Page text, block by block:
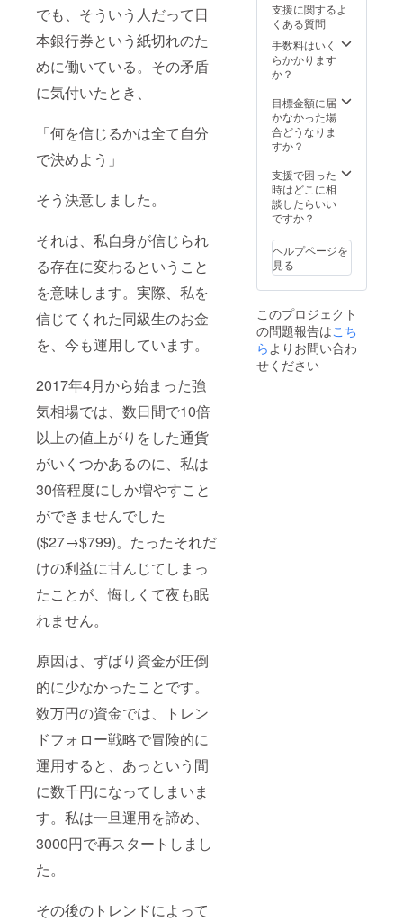
でも、そういう人だって日
本銀行券という紙切れのた
めに働いている。その矛盾
に気付いたとき、
「何を信じるかは全て自分
で決めよう」
そう決意しました。
それは、私自身が信じられ
る存在に変わるということ
を意味します。実際、私を
信じてくれた同級生のお金
を、今も運用しています。
2017年4月から始まった強
気相場では、数日間で10倍
以上の値上がりをした通貨
がいくつかあるのに、私は
30倍程度にしか増やすこと
ができませんでした
($27→$799)。たったそれだ
けの利益に甘んじてしまっ
たことが、悔しくて夜も眠
れません。
原因は、ずばり資金が圧倒
的に少なかったことです。
数万円の資金では、トレン
ドフォロー戦略で冒険的に
運用すると、あっという間
に数千円になってしまいま
す。私は一旦運用を諦め、
3000円で再スタートしまし
た。
その後のトレンドによって
支援に関するよ
くある質問
手数料はいく
らかかります
か？
目標金額に届
かなかった場
合どうなりま
すか？
支援で困った
時はどこに相
談したらいい
ですか？
ヘルプページを
見る
このプロジェクト
の問題報告はこち
らよりお問い合わ
せください